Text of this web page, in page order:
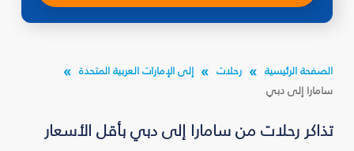
الصفحة الرئيسية رحلات
إلى الإمارات العربية المتحدة
سامارا إلى دبي
تذاكر رحلات من سامارا إلى دبي بأقل الأسعار